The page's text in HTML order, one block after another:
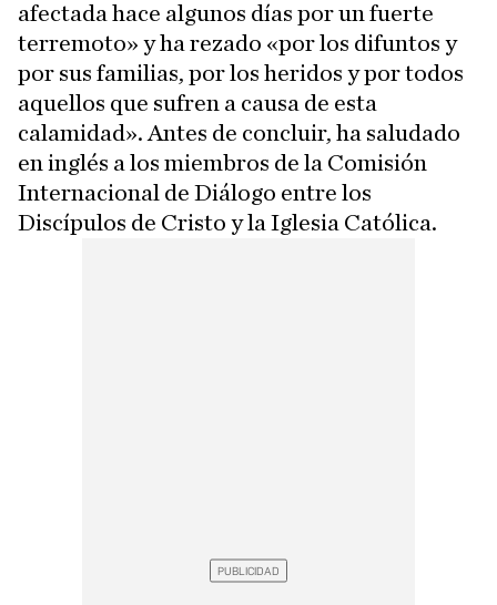
afectada hace algunos días por un fuerte
terremoto» y ha rezado «por los difuntos y
por sus familias, por los heridos y por todos
aquellos que sufren a causa de esta
calamidad». Antes de concluir, ha saludado
en inglés a los miembros de la Comisión
Internacional de Diálogo entre los
Discípulos de Cristo y la Iglesia Católica.